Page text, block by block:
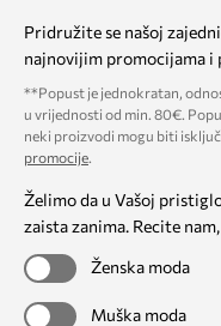
Pridružite se našoj
najnovijim promocijama i
**Popust je jednokratan,
u vrijednosti od min. 80€.
neki proizvodi mogu biti
promocije
Želimo da u Vašoj
zaista zanima. Recite
Ženska moda
Muška moda